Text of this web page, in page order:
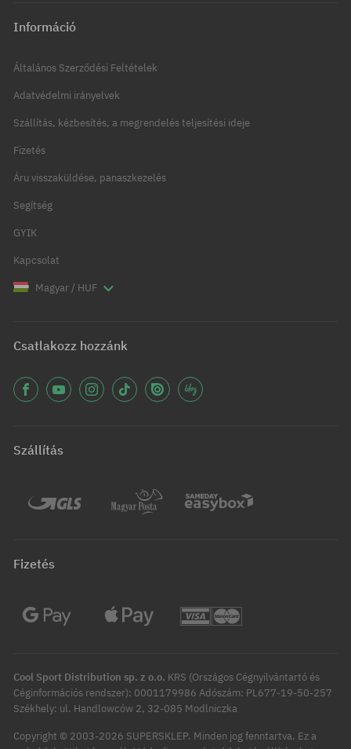
Információ
Általános Szerződési Feltételek
Adatvédelmi irányelvek
Szállítás, kézbesítés, a megrendelés teljesítési ideje
Fizetés
Áru visszaküldése, panaszkezelés
Segítség
GYIK
Kapcsolat
Magyar / HUF
Csatlakozz hozzánk
Szállítás
Fizetés
Cool Sport Distribution sp. z o.o. KRS (Országos Cégnyilvántartó és
Céginformációs rendszer): 0001179986 Adószám: PL677-19-50-257
Székhely: ul. Handlowców 2, 32-085 Modlniczka
Copyright © 2003-2026 SUPERSKLEP. Minden jog fenntartva. Ez a